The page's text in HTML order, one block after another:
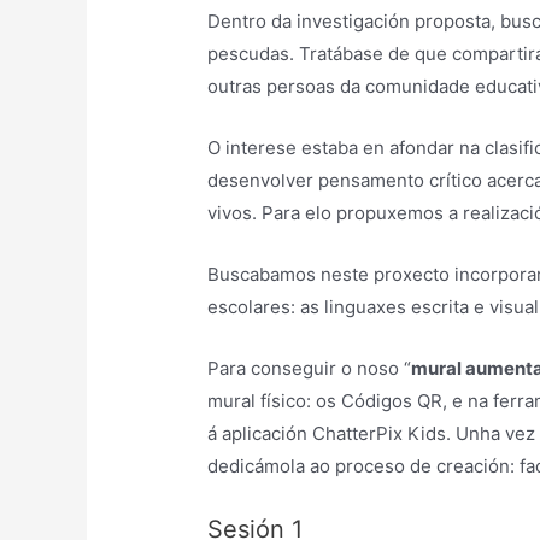
Dentro da investigación proposta,
pescudas. Tratábase de que
outras persoas da comunidade
O interese estaba en afondar na
desenvolver pensamento crítico
vivos. Para elo propuxemos a
Buscabamos neste proxecto
escolares: as linguaxes escrita e
Para conseguir o noso “mural
mural físico: os Códigos QR, e na
á aplicación ChatterPix Kids. Unha
dedicámola ao proceso de creación:
Sesión 1